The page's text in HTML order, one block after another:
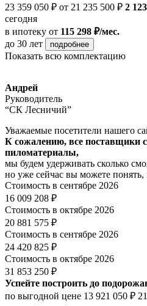
23 359 050 ₽ от 21 235 500 ₽ 2
сегодня
в ипотеку от 115 298 ₽/мес.
до 30 лет
подробнее
Показать всю комплектацию
Андрей
Руководитель
“СК Лесничий”
Уважаемые посетители нашего
К сожалению, все поставщики
пиломатериалы,
мы будем удерживать сколько
но уже сейчас вы можете понять,
Стоимость в сентябре 2026
16 009 208 ₽
Стоимость в октябре 2026
20 881 575 ₽
Стоимость в сентябре 2026
24 420 825 ₽
Стоимость в октябре 2026
31 853 250 ₽
Успейте построить до
по выгодной цене 13 921 050 ₽